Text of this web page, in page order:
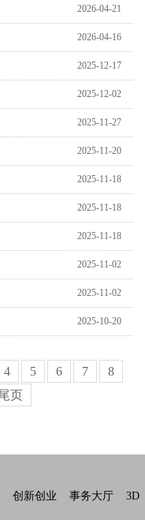
2026-04-21
2026-04-16
2025-12-17
2025-12-02
2025-11-27
2025-11-20
2025-11-18
2025-11-18
2025-11-18
2025-11-02
2025-11-02
2025-10-20
4 5 6 7
8
尾页
创新创业 事务大厅
3D